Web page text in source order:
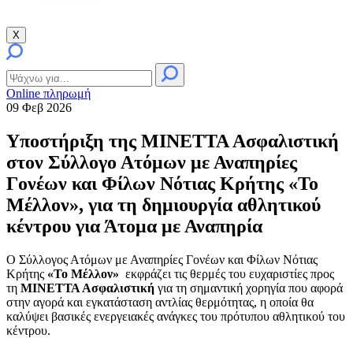
X
Online πληρωμή
09 Φεβ 2026
Υποστήριξη της ΜΙΝΕΤΤΑ Ασφαλιστική
στον Σύλλογο Ατόμων με Αναπηρίες
Γονέων και Φίλων Νότιας Κρήτης «Το
Μέλλον», για τη δημιουργία αθλητικού
κέντρου για Άτομα με Αναπηρία
Ο Σύλλογος Ατόμων με Αναπηρίες Γονέων και Φίλων Νότιας
Κρήτης «Το Μέλλον» εκφράζει τις θερμές του ευχαριστίες προς
τη ΜΙΝΕΤΤΑ Ασφαλιστική για τη σημαντική χορηγία που αφορά
στην αγορά και εγκατάσταση αντλίας θερμότητας, η οποία θα
καλύψει βασικές ενεργειακές ανάγκες του πρότυπου αθλητικού του
κέντρου.